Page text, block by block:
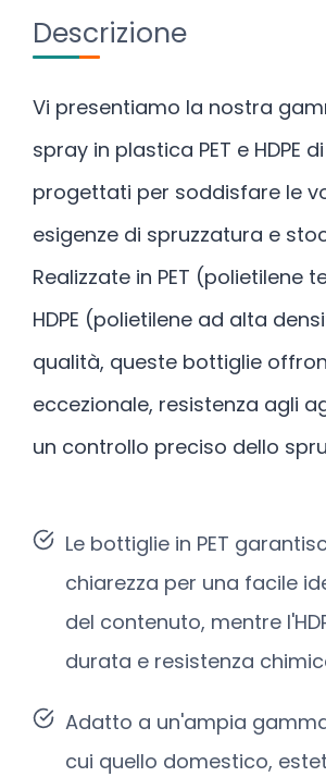
Descrizione
Vi presentiamo la nostra
spray in plastica PET e HDPE
progettati per soddisfare le
esigenze di spruzzatura e
Realizzate in PET (polietilene
HDPE (polietilene ad alta
qualità, queste bottiglie
eccezionale, resistenza agli
un controllo preciso dello
Le bottiglie in PET
chiarezza per una facile
del contenuto, mentre
durata e resistenza
Adatto a un'ampia
cui quello domestico,